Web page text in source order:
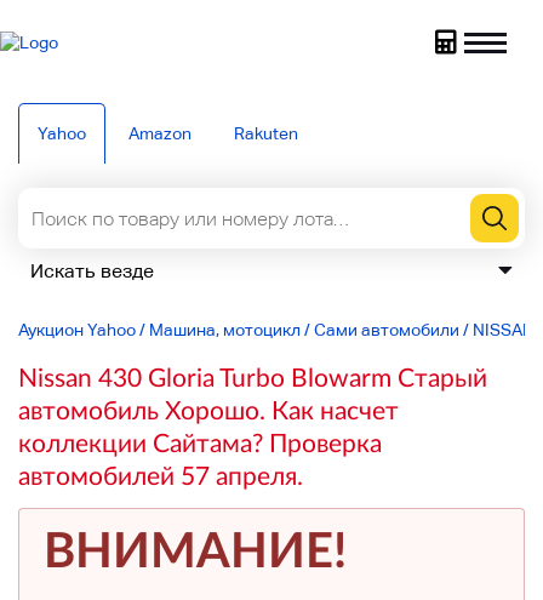
Yahoo Amazon Rakuten
Аукцион Yahoo/ Машина, мотоцикл /Сами автомобили / NISSAN
Nissan 430 Gloria Turbo Blowarm Старый
автомобиль Хорошо. Как насчет
коллекции Сайтама? Проверка
автомобилей 57 апреля.
ВНИМАНИЕ!